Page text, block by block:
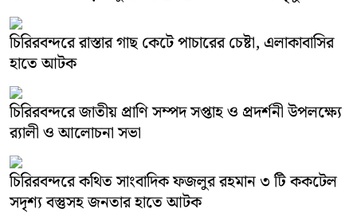
চিরিরবন্দরে রাস্তার গাছ কেটে পাচারের চেষ্টা, এলাকাবাসির
হাতে আটক
চিরিরবন্দরে জাতীয় প্রাণি সম্পদ সপ্তাহ ও প্রদর্শনী উপলক্ষ্যে
র‌্যালী ও আলোচনা সভা
চিরিরবন্দরে কথিত সাংবাদিক ফজলুর রহমান ৩ টি ককটেল
সদৃশ্য বস্তুসহ জনতার হাতে আটক